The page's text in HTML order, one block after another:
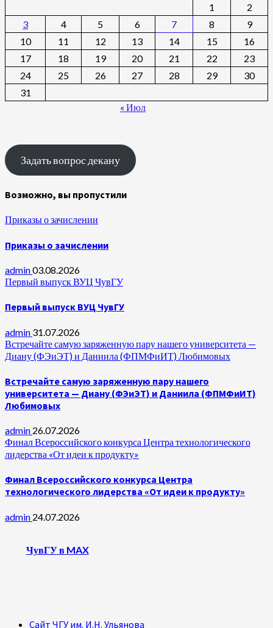
1
2
3
4 5 6 7 8
9
10
11 12 13 14 15
16
17
18 19 20 21 22
23
24
25 26 27 28 29
30
31
« Июл
Задать вопрос декану
Возможно, вы пропустили
Приказы о зачислении
Приказы о зачислении
admin03.08.2026
Первый выпуск ВУЦ ЧувГУ
Первый выпуск ВУЦ ЧувГУ
admin 31.07.2026
Встречайте самую заряженную пару нашего университета —
Диану (ФЭиЭТ) и Даниила (ФПМФиИТ) Любимовых
Встречайте самую заряженную пару нашего
университета — Диану (ФЭиЭТ) и Даниила (ФПМФиИТ)
Любимовых
admin 26.07.2026
Финал Всероссийского конкурса Центра технологического
лидерства «От идеи к продукту»
Финал Всероссийского конкурса Центра
технологического лидерства «От идеи к продукту»
admin 24.07.2026
ЧувГУ в MAX
Сайт ЧГУ им. И.Н. Ульянова